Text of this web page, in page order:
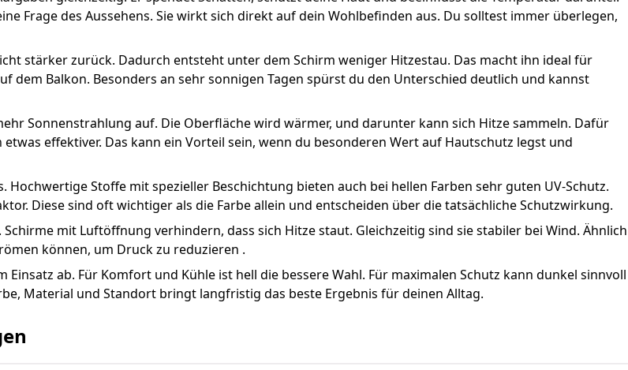
Frage des Aussehens. Sie wirkt sich direkt auf dein Wohlbefinden aus. Du solltest immer überlegen,
stärker zurück. Dadurch entsteht unter dem Schirm weniger Hitzestau. Das macht ihn ideal für
dem Balkon. Besonders an sehr sonnigen Tagen spürst du den Unterschied deutlich und kannst
Sonnenstrahlung auf. Die Oberfläche wird wärmer, und darunter kann sich Hitze sammeln. Dafür
effektiver. Das kann ein Vorteil sein, wenn du besonderen Wert auf Hautschutz legst und
Hochwertige Stoffe mit spezieller Beschichtung bieten auch bei hellen Farben sehr guten UV-Schutz.
Diese sind oft wichtiger als die Farbe allein und entscheiden über die tatsächliche Schutzwirkung.
mit Luftöffnung verhindern, dass sich Hitze staut. Gleichzeitig sind sie stabiler bei Wind. Ähnlich
können, um Druck zu reduzieren .
Einsatz ab. Für Komfort und Kühle ist hell die bessere Wahl. Für maximalen Schutz kann dunkel sinnvoll
Material und Standort bringt langfristig das beste Ergebnis für deinen Alltag.